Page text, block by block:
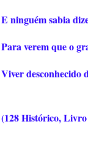
E ninguém sabia
Para verem que o
Viver desconhecido
(128 Histórico,